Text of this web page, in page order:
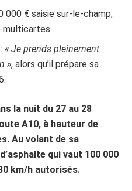
000 € saisie sur-le-champ,
multicartes.
:« Je prends pleinement
», alors qu’il prépare sa
la nuit du 27 au 28
A10, à hauteur de
Au volant de sa
qui vaut 100 000
km/h autorisés.